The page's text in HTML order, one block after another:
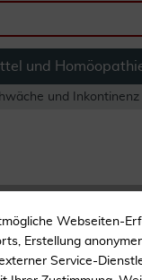
und
und Inkontinenz
Lady
Webseiten-
Erstellung
Service-